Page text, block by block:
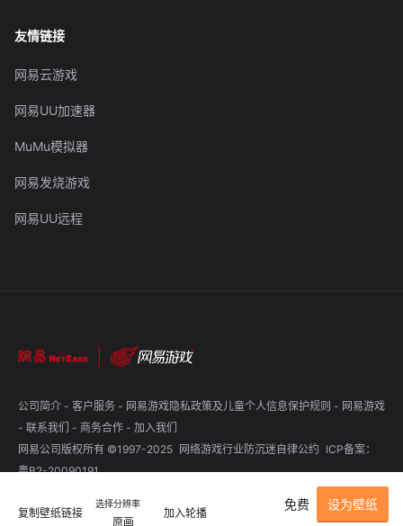
复制壁纸链接
选择分辨率
原画
加入轮播
免费 设为壁纸
友情链接
网易云游戏
网易UU加速器
MuMu模拟器
网易发烧游戏
网易UU远程
公司简介 - 客户服务 - 网易游戏隐私政策及儿童个人信息保护规则 - 网易游戏
- 联系我们 - 商务合作 - 加入我们
网易公司版权所有 ©1997-2025 网络游戏行业防沉迷自律公约 ICP备案：
粤B2-20090191